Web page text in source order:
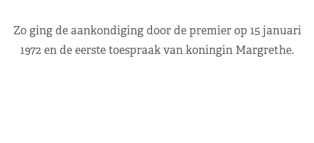
Zo ging de aankondiging door de premier op 15 januari
1972 en de eerste toespraak van koningin Margrethe.